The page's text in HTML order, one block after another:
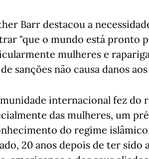
Barr destacou a
"que o mundo está pronto
mulheres e
sanções não causa danos
internacional fez do
das mulheres, um
do regime
20 anos depois de ter sido